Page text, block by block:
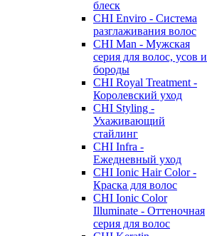
блеск
CHI Enviro - Система
разглаживания волос
CHI Man - Мужская
серия для волос, усов и
бороды
CHI Royal Treatment -
Королевский уход
CHI Styling -
Ухаживающий
стайлинг
CHI Infra -
Ежедневный уход
CHI Ionic Hair Color -
Краска для волос
CHI Ionic Color
Illuminate - Оттеночная
серия для волос